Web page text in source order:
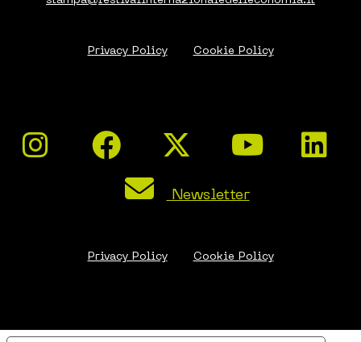
Privacy Policy Cookie Policy
Newsletter
Privacy Policy Cookie Policy